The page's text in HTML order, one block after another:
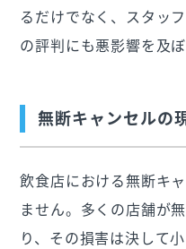
るだけでなく、スタッ
の評判にも悪影響を及
無断キャンセルの
飲食店における無断キ
ません。多くの店舗が
り、その損害は決して